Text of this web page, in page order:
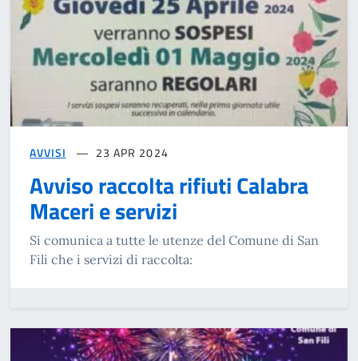
AVVISI 23 APR 2024
Avviso raccolta rifiuti Calabra
Maceri e servizi
Si comunica a tutte le utenze del Comune di San
Fili che i servizi di raccolta: